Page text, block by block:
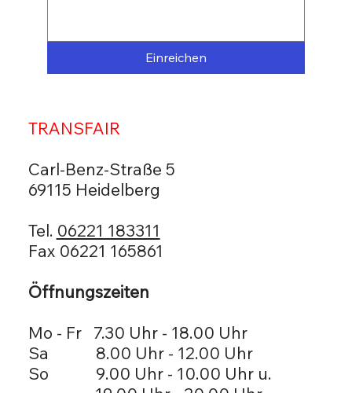
Einreichen
TRANSFAIR
Carl-Benz-Straße 5
69115 Heidelberg
Tel. 06221 183311
Fax 06221 165861
Öffnungszeiten
Mo - Fr 7.30 Uhr - 18.00 Uhr
Sa 8.00 Uhr - 12.00 Uhr
So 9.00 Uhr - 10.00 Uhr u.